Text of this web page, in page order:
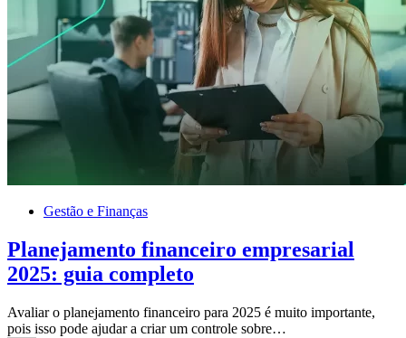
Gestão e Finanças
Planejamento financeiro empresarial
2025: guia completo
Avaliar o planejamento financeiro para 2025 é muito importante,
pois isso pode ajudar a criar um controle sobre…